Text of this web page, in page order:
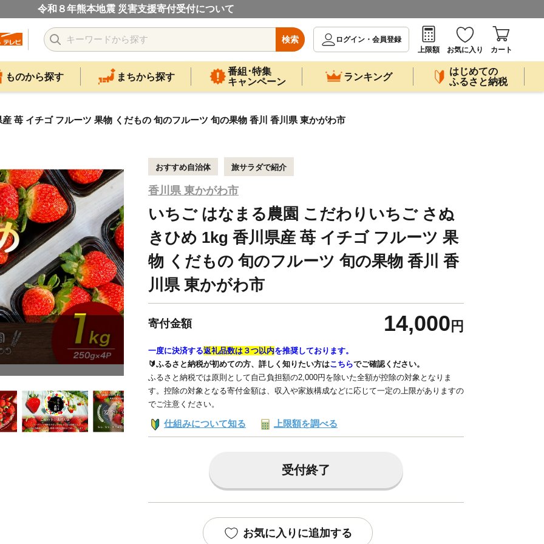
令和８年熊本地震 災害支援寄付受付について
検索
ログイン・会員登録
上限額
お気に入り カート
ものから探す まちから探す
番組･特集
キャンペーン
ランキング
はじめての
ふるさと納税
苺 イチゴ フルーツ 果物 くだもの 旬のフルーツ 旬の果物 香川 香川県 東かがわ市
おすすめ自治体 旅サラダで紹介
香川県 東かがわ市
いちご はなまる農園 こだわりいちご さぬ
きひめ 1kg 香川県産 苺 イチゴ フルーツ 果
物 くだもの 旬のフルーツ 旬の果物 香川 香
川県 東かがわ市
寄付金額 14,000 円
一度に決済する返礼品数は３つ以内を推奨しております。
🔰ふるさと納税が初めての方、詳しく知りたい方はこちらでご確認ください。
ふるさと納税では原則として自己負担額の2,000円を除いた全額が控除の対象となりま
す。控除の対象となる寄付金額は、収入や家族構成などに応じて一定の上限がありますの
でご注意ください。
仕組みについて知る 上限額を調べる
受付終了
お気に入りに追加する